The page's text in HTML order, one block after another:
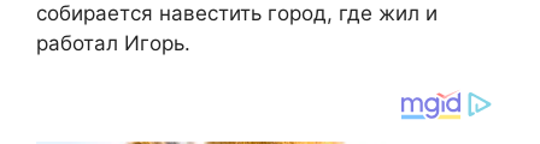
собирается навестить город, где жил и
работал Игорь.